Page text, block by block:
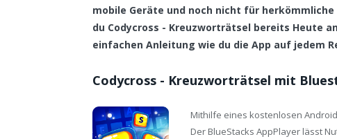
mobile Geräte und noch nicht für
du Codycross - Kreuzworträtsel bereits Heute
einfachen Anleitung wie du die App auf jedem
Codycross - Kreuzworträtsel mit
Mithilfe eines kostenlosen
Der BlueStacks AppPlayer lässt